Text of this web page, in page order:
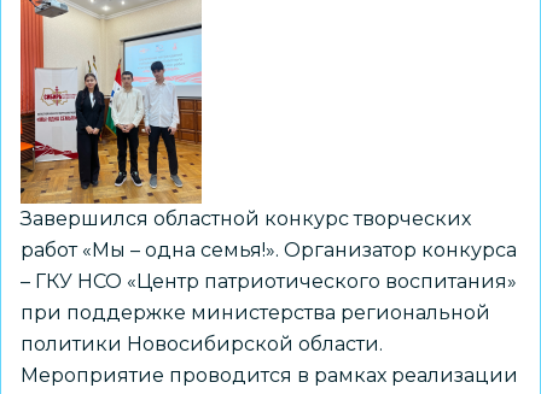
всероссийского
конкурса
Завершился областной конкурс творческих
работ «Мы – одна семья!». Организатор конкурса
– ГКУ НСО «Центр патриотического воспитания»
при поддержке министерства региональной
политики Новосибирской области.
Мероприятие проводится в рамках реализации